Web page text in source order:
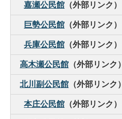
嘉瀬公民館 （外部リンク）
巨勢公民館 （外部リンク）
兵庫公民館 （外部リンク）
高木瀬公民館 （外部リンク）
北川副公民館 （外部リンク）
本庄公民館 （外部リンク）